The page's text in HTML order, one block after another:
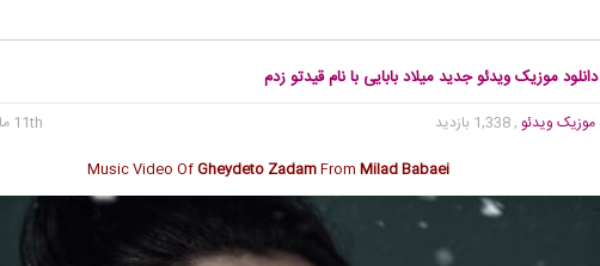
دانلود موزیک ویدئو جدید میلاد بابایی با نام قیدتو زدم
موزیک ویدئو , 1,338 بازدید
11th مارس 2017
Music Video OfGheydeto ZadamFrom Milad Babaei